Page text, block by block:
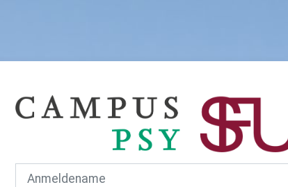
Anmelden bei 'SFU Campus PSY'